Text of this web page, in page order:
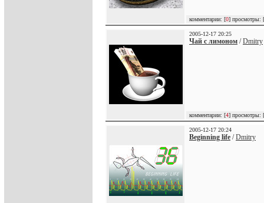
комментарии: [0] просмотры: [
2005-12-17 20:25
Чай с лимоном /Dmitry
комментарии: [4] просмотры: [
2005-12-17 20:24
Beginning life /Dmitry